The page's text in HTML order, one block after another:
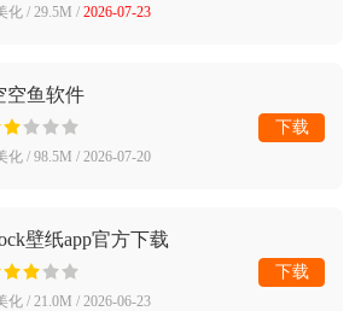
化 / 29.5M / 2026-07-23
空鱼软件
化 / 98.5M / 2026-07-20
下载
壁纸app官方下载
化 / 21.0M / 2026-06-23
下载